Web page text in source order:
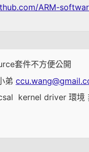
ARM-
套件不方便公開
弟
kernel driver 環境